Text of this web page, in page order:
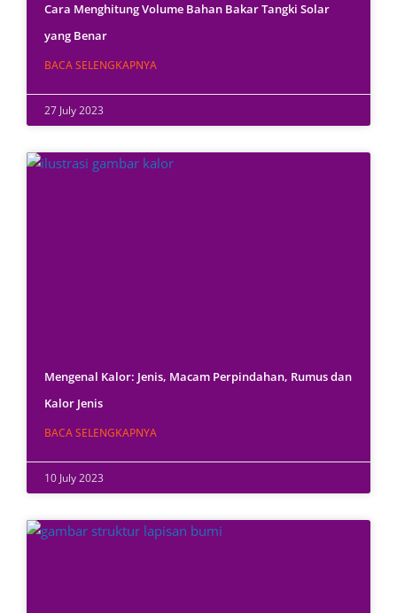
Cara Menghitung Volume Bahan Bakar Tangki Solar
yang Benar
BACA SELENGKAPNYA
27 July 2023
Mengenal Kalor: Jenis, Macam Perpindahan, Rumus dan
Kalor Jenis
BACA SELENGKAPNYA
10 July 2023